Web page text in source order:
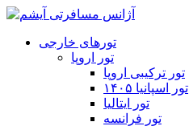
تورهای خارجی
تور اروپا
تور ترکیبی اروپا
تور اسپانیا ۱۴۰۵
تور ایتالیا
تور فرانسه